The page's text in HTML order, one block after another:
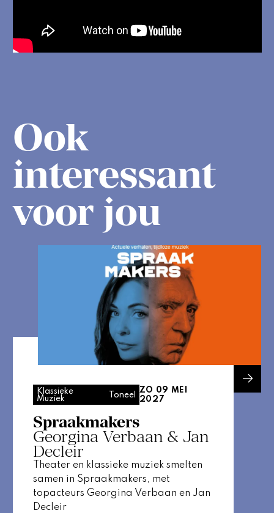
Ook
interessant
voor jou
Klassieke
Muziek
Toneel
ZO 09 MEI
2027
Spraakmakers
Georgina Verbaan & Jan
Decleir
Theater en klassieke muziek smelten
samen in Spraakmakers, met
topacteurs Georgina Verbaan en Jan
Decleir